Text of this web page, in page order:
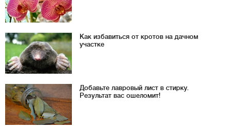
Как избавиться от кротов на дачном
участке
Добавьте лавровый лист в стирку.
Результат вас ошеломит!